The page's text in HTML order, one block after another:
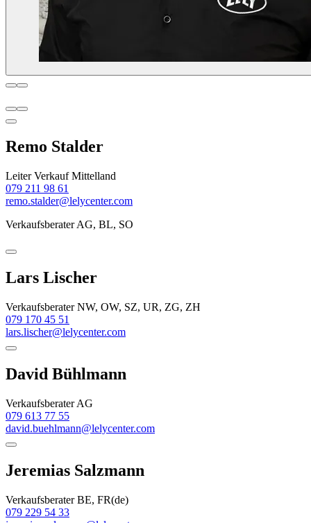
Remo Stalder
Leiter Verkauf Mittelland
079 211 98 61
remo.stalder@lelycenter.com
Verkaufsberater AG, BL, SO
Lars Lischer
Verkaufsberater NW, OW, SZ, UR, ZG, ZH
079 170 45 51
lars.lischer@lelycenter.com
David Bühlmann
Verkaufsberater AG
079 613 77 55
david.buehlmann@lelycenter.com
Jeremias Salzmann
Verkaufsberater BE, FR(de)
079 229 54 33